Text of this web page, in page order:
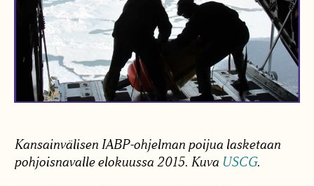
Kansainvälisen IABP-ohjelman poijua lasketaan
pohjoisnavalle elokuussa 2015. Kuva USCG.